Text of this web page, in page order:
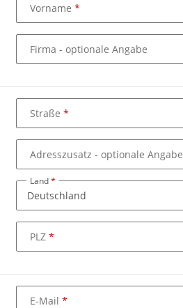
Vorname
Firma - optionale Angabe
Straße
Adresszusatz - optionale Angabe
Land
PLZ
E-Mail